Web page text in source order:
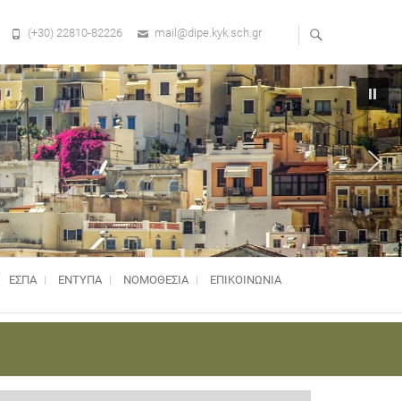
(+30) 22810-82226 mail@dipe.kyk.sch.gr
ΕΣΠΑ ΕΝΤΥΠΑ ΝΟΜΟΘΕΣΊΑ ΕΠΙΚΟΙΝΩΝΙΑ